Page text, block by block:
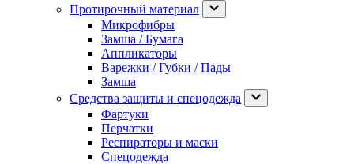
Протирочный материал
Микрофибры
Замша / Бумага
Аппликаторы
Варежки / Губки / Пады
Замша
Средства защиты и спецодежда
Фартуки
Перчатки
Респираторы и маски
Спецодежда